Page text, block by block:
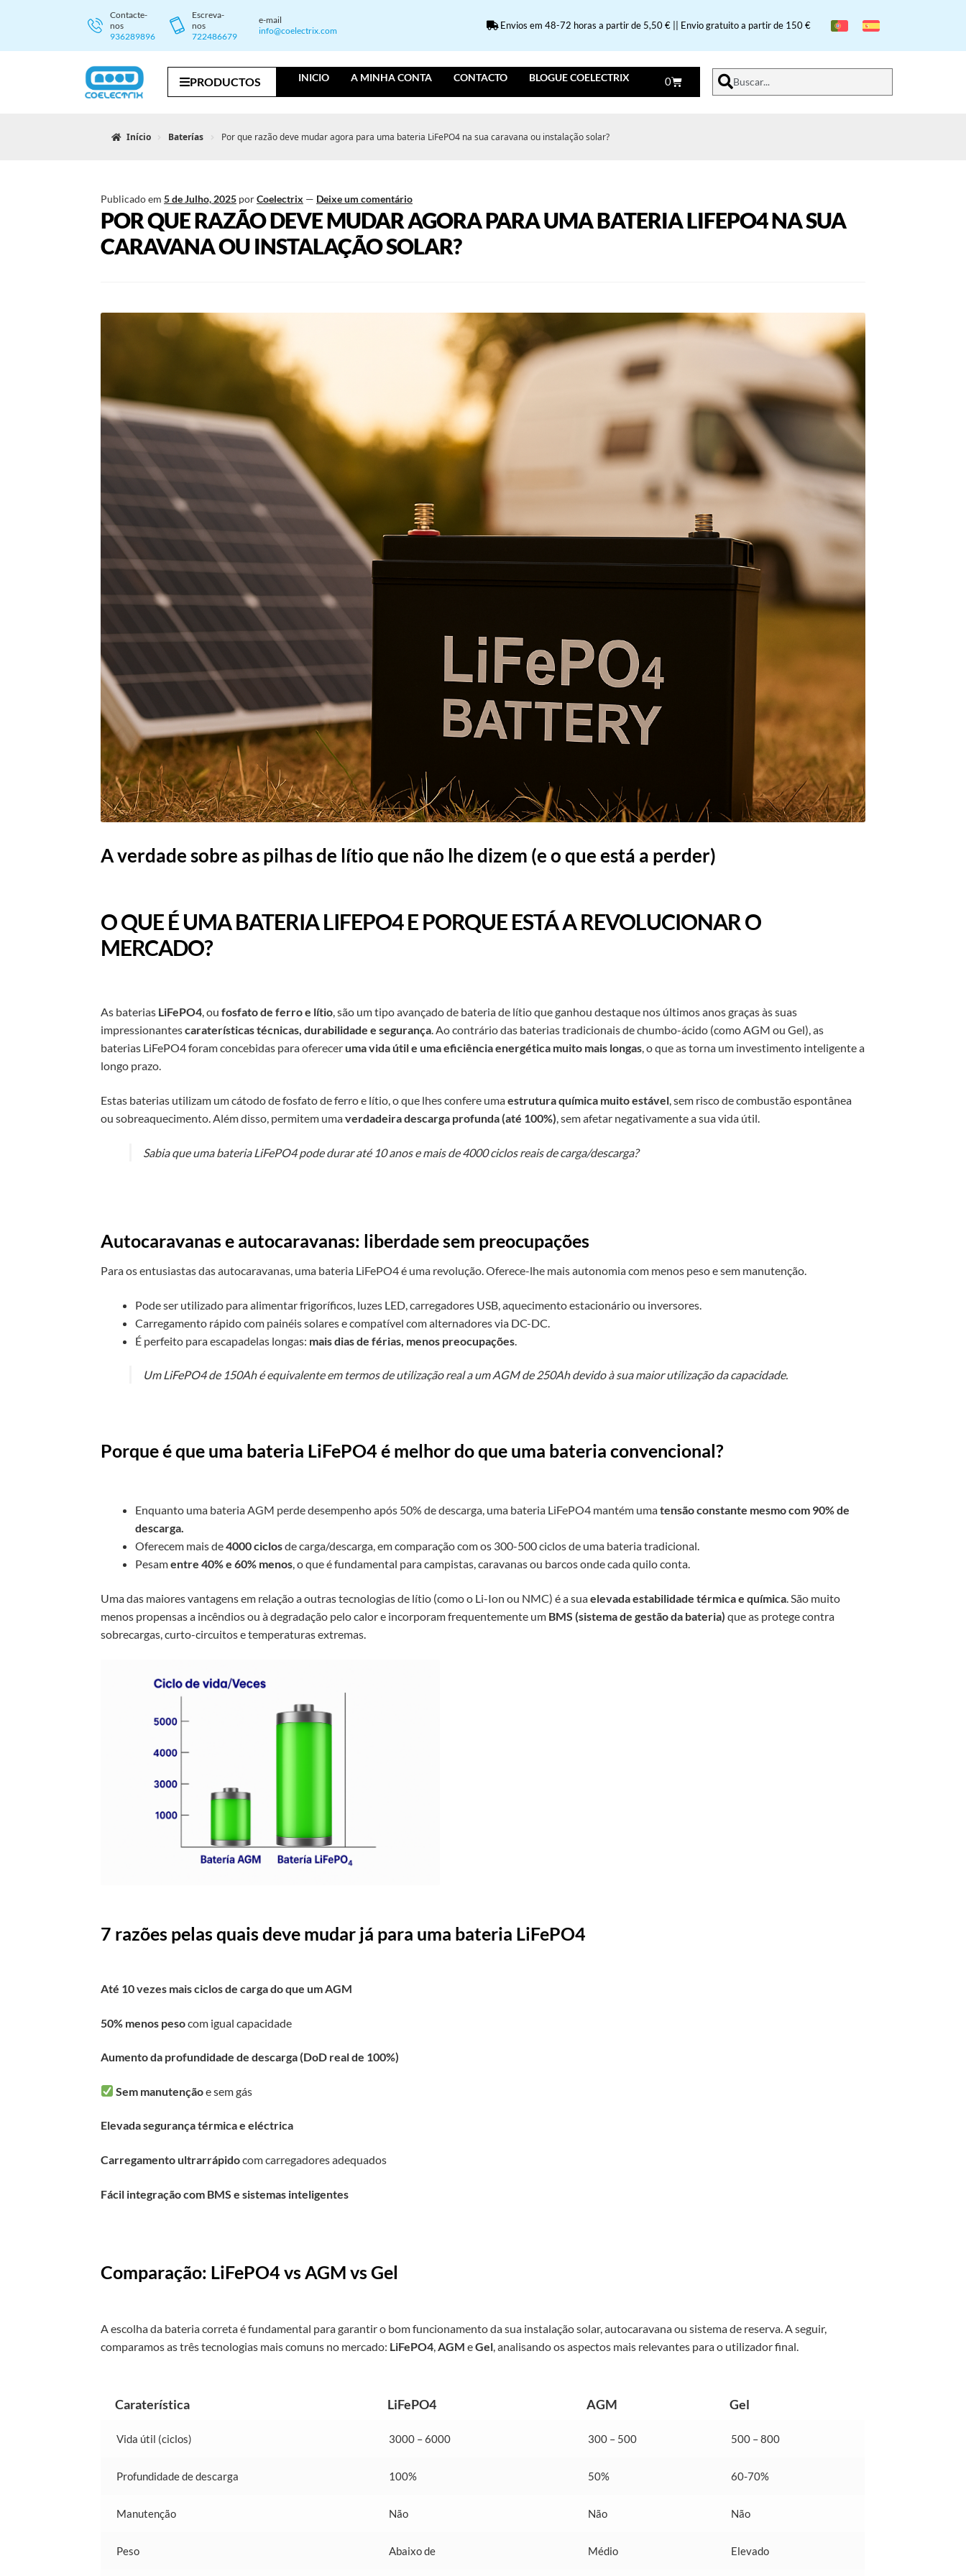
Contacte-
nos
936289896
Escreva-
nos
722486679
e-mail
info@coelectrix.com
Envios em 48-72 horas a partir de 5,50 € || Envio gratuito a partir de 150 €
PRODUCTOS INICIO A MINHA CONTA CONTACTO BLOGUE COELECTRIX 0 Buscar...
Início Baterías Por que razão deve mudar agora para uma bateria LiFePO4 na sua caravana ou instalação solar?
Publicado em5 de Julho, 2025 porCoelectrix — Deixe um comentário
POR QUE RAZÃO DEVE MUDAR AGORA PARA UMA BATERIA LIFEPO4 NA SUA
CARAVANA OU INSTALAÇÃO SOLAR?
A verdade sobre as pilhas de lítio que não lhe dizem (e o que está a perder)
O QUE É UMA BATERIA LIFEPO4 E PORQUE ESTÁ A REVOLUCIONAR O
MERCADO?
As baterias LiFePO4, oufosfato de ferro e lítio, são um tipo avançado de bateria de lítio que ganhou destaque nos últimos anos graças às suas
impressionantescaraterísticas técnicas, durabilidade e segurança. Ao contrário das baterias tradicionais de chumbo-ácido (como AGM ou Gel), as
baterias LiFePO4 foram concebidas para oferecer uma vida útil e uma eficiência energética muito mais longas, o que as torna um investimento inteligente a
longo prazo.
Estas baterias utilizam um cátodo de fosfato de ferro e lítio, o que lhes confere umaestrutura química muito estável, sem risco de combustão espontânea
ou sobreaquecimento. Além disso, permitem umaverdadeira descarga profunda (até 100%), sem afetar negativamente a sua vida útil.
Sabia que uma bateria LiFePO4 pode durar até 10 anos e mais de 4000 ciclos reais de carga/descarga?
Autocaravanas e autocaravanas: liberdade sem preocupações
Para os entusiastas das autocaravanas, uma bateria LiFePO4 é uma revolução. Oferece-lhe mais autonomia com menos peso e sem manutenção.
Pode ser utilizado para alimentar frigoríficos, luzes LED, carregadores USB, aquecimento estacionário ou inversores.
Carregamento rápido com painéis solares e compatível com alternadores via DC-DC.
É perfeito para escapadelas longas: mais dias de férias, menos preocupações
Um LiFePO4 de 150Ah é equivalente em termos de utilização real a um AGM de 250Ah devido à sua maior utilização da capacidade.
Porque é que uma bateria LiFePO4 é melhor do que uma bateria convencional?
Enquanto uma bateria AGM perde desempenho após 50% de descarga, uma bateria LiFePO4 mantém umatensão constante mesmo com 90% de
descarga.
Oferecem mais de4000 ciclosde carga/descarga, em comparação com os 300-500 ciclos de uma bateria tradicional.
Pesamentre 40% e 60% menos, o que é fundamental para campistas, caravanas ou barcos onde cada quilo conta.
Uma das maiores vantagens em relação a outras tecnologias de lítio (como o Li-Ion ou NMC) é a suaelevada estabilidade térmica e química. São muito
menos propensas a incêndios ou à degradação pelo calor e incorporam frequentemente um BMS (sistema de gestão da bateria) que as protege contra
sobrecargas, curto-circuitos e temperaturas extremas.
7 razões pelas quais deve mudar já para uma bateria LiFePO4
Até 10 vezes mais ciclos de carga do que um AGM
50% menos pesocom igual capacidade
Aumento da profundidade de descarga (DoD real de 100%)
Sem manutençãoe sem gás
Elevada segurança térmica e eléctrica
Carregamento ultrarrápidocom carregadores adequados
Fácil integração com BMS e sistemas inteligentes
Comparação: LiFePO4 vs AGM vs Gel
A escolha da bateria correta é fundamental para garantir o bom funcionamento da sua instalação solar, autocaravana ou sistema de reserva. A seguir,
comparamos as três tecnologias mais comuns no mercado: LiFePO4,AGM eGel, analisando os aspectos mais relevantes para o utilizador final.
Caraterística LiFePO4 AGM Gel
Vida útil (ciclos) 3000 – 6000 300 – 500 500 – 800
Profundidade de descarga 100% 50% 60-70%
Manutenção Não Não Não
Peso Abaixo de Médio Elevado